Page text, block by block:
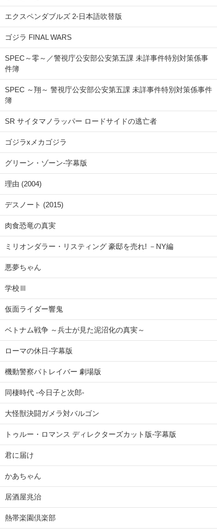
エクスペンダブルズ 2-日本語吹替版
ゴジラ FINAL WARS
SPEC～零～／警視庁公安部公安第五課 未詳事件特別対策係事
件簿
SPEC ～翔～ 警視庁公安部公安第五課 未詳事件特別対策係事件
簿
SR サイタマノラッパー ロードサイドの逃亡者
ゴジラxメカゴジラ
グリーン・ゾーン-字幕版
理由 (2004)
デスノート (2015)
肉食恐竜の真実
ミリオンダラー・リスティング 豪邸を売れ! －NY編
悪夢ちゃん
学校Ⅲ
仮面ライダー響鬼
ベトナム戦争 ～兵士が見た泥沼化の真実～
ローマの休日-字幕版
機動警察パトレイバー 劇場版
同棲時代 -今日子と次郎-
大怪獣決闘ガメラ対バルゴン
トゥルー・ロマンス ディレクターズカット版-字幕版
君に届け
かあちゃん
居酒屋兆治
熱帯楽園倶楽部